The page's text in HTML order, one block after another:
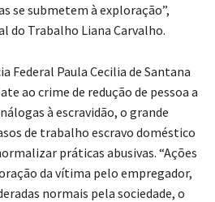
se submetem à exploração”,
do Trabalho Liana Carvalho.
Federal Paula Cecilia de Santana
ao crime de redução de pessoa a
à escravidão, o grande
de trabalho escravo doméstico
práticas abusivas. “Ações
da vítima pelo empregador,
normais pela sociedade, o